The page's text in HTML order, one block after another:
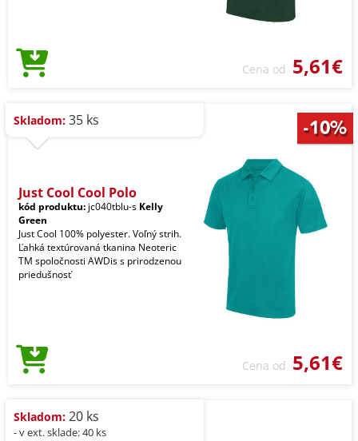
Cena od 5,61€
Skladom: 35 ks
Just Cool Cool Polo
kód produktu: jc040tblu-s Kelly
Green
Just Cool 100% polyester. Voľný strih.
Ľahká textúrovaná tkanina Neoteric
TM spoločnosti AWDis s prirodzenou
priedušnosť
Cena od 5,61€
Skladom: 20 ks
- v ext. sklade: 40 ks